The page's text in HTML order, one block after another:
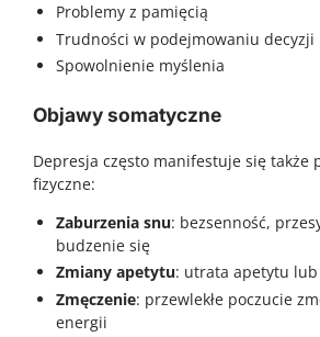
Problemy z pamięcią
Trudności w podejmowaniu decyzji
Spowolnienie myślenia
Objawy somatyczne
Depresja często manifestuje się także
fizyczne:
Zaburzenia snu: bezsenność,
budzenie się
Zmiany apetytu: utrata apetytu
Zmęczenie: przewlekłe poczucie
energii